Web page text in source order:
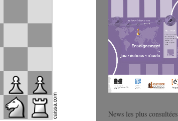
News les plus consultées